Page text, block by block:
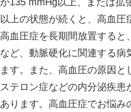
以上の状態が続くと、高血圧
高血圧症を長期間放置すると
など、動脈硬化に関連する病
ます。また、高血圧の原因と
ステロン症などの内分泌疾患
あります。高血圧症でお悩み